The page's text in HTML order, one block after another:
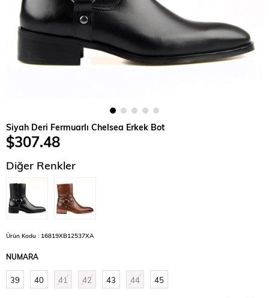
Siyah Deri Fermuarlı Chelsea Erkek Bot
$307.48
Diğer Renkler
Ürün Kodu : 16819XB12537XA
NUMARA
39 40 41 42 43 44 45